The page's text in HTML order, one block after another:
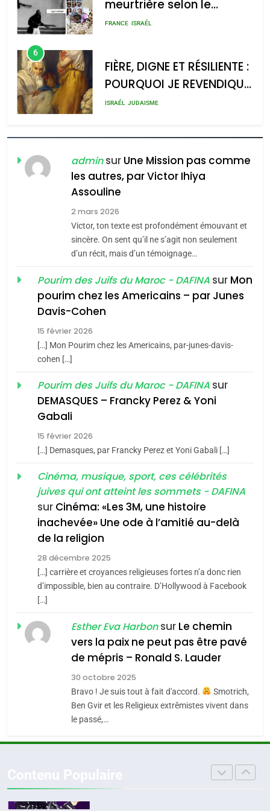
meurtrière selon le rapport
d’ADL contre
l’antisémitisme
admin 0
rapport d’ADL contre
6
FIÈRE, DIGNE ET RÉSILIENTE :
POURQUOI JE REVENDIQUE
MA JUDAÏTE par Thérèse
CE QUI NOUS MANQUE –
Jacques Hadida
JUDAISME
Maroc : Les amandes de
Tafraout, le miel de Tadla
Azilal consacrés produits
du terroir
DAFINA MAROC
Oeil ravageur – Vanessa
De Loya Stauber
«Tu dis génocide, je dis
guerre»: La nouvelle
Tout sur la Nostalgie
SOUVENIRS
l’alliance pourrait
s’étendre à 13 pays
d’Amérique latine
ISRAÉL JUDAISME
2025, l’année la plus
meurtrière selon le
rapport d’ADL contre
l’antisémitisme
FRANCE ISRAÉL
FIÈRE, DIGNE ET RÉSILIENTE :
POURQUOI JE REVENDIQUE
CE QUI NOUS MANQUE –
adminsur Une Mission pas comme
les autres, par Victor Ihiya
Assouline
2 mars 2026
Victor, ton texte est profondément émouvant et
sincère. On sent qu’il ne s’agit non seulement
d’un récit, mais d’un témoignage…
Pourim des Juifs du Maroc - DAFINA sur Mon
pourim chez les Americains – par Junes
Davis-Cohen
15 février 2026
[…] Mon Pourim chez les Americains, par-junes-davis-
cohen […]
Pourim des Juifs du Maroc - DAFINA sur
DEMASQUES – Francky Perez & Yoni
Gabali
15 février 2026
[…] Demasques, par Francky Perez et Yoni Gabali […]
Cinéma, musique, sport, ces célébrités
juives qui ont atteint les sommets - DAFINA
sur Cinéma: «Les 3M, une histoire
inachevée» Une ode à l’amitié au-delà
de la religion
28 décembre 2025
[…] carrière et croyances religieuses fortes n’a donc rien
d’impossible, bien au contraire. D’Hollywood à Facebook
[…]
Esther Eva Harbonsur Le chemin
vers la paix ne peut pas être pavé
de mépris – Ronald S. Lauder
30 octobre 2025
Bravo ! Je suis tout à fait d'accord.
Smotrich,
Ben Gvir et les Religieux extrêmistes vivent dans
le passé,…
2025, l’année la plus
d’ADL contre
l’antisémitisme
FRANCE ISRAÉL
POURQUOI JE REVENDIQUE
Zrihen-Dvir
CE QUI NOUS MANQUE –
Jacques Hadida
JUDAISME
Maroc : Les amandes de
Azilal consacrés produits
du terroir
DAFINA MAROC
Oeil ravageur – Vanessa De
Loya Stauber
CINEMA ISRAÉL
«Tu dis génocide, je dis
guerre»: La nouvelle
chanson de Boy George